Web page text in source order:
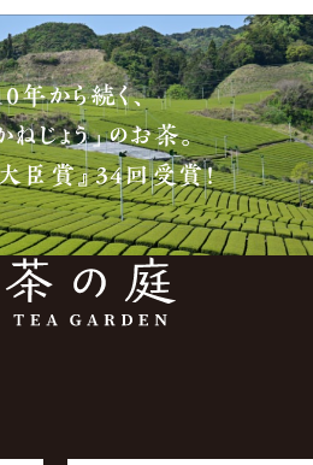
年から続く、
ねじょう」のお茶。
臣賞』34回受賞！